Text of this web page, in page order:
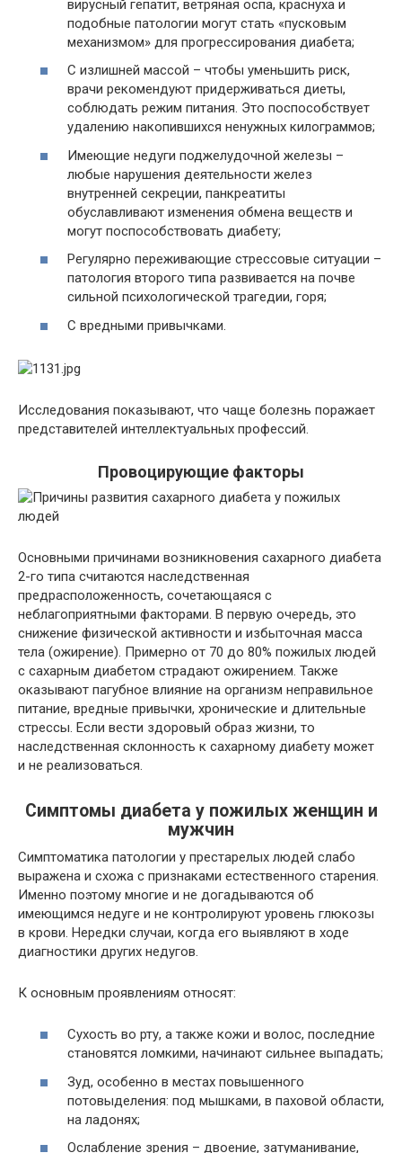
вирусный гепатит, ветряная оспа, краснуха и
подобные патологии могут стать «пусковым
механизмом» для прогрессирования диабета;
С излишней массой – чтобы уменьшить риск,
врачи рекомендуют придерживаться диеты,
соблюдать режим питания. Это поспособствует
удалению накопившихся ненужных килограммов;
Имеющие недуги поджелудочной железы –
любые нарушения деятельности желез
внутренней секреции, панкреатиты
обуславливают изменения обмена веществ и
могут поспособствовать диабету;
Регулярно переживающие стрессовые ситуации –
патология второго типа развивается на почве
сильной психологической трагедии, горя;
С вредными привычками.
Исследования показывают, что чаще болезнь поражает
представителей интеллектуальных профессий.
Провоцирующие факторы
Основными причинами возникновения сахарного диабета
2-го типа считаются наследственная
предрасположенность, сочетающаяся с
неблагоприятными факторами. В первую очередь, это
снижение физической активности и избыточная масса
тела (ожирение). Примерно от 70 до 80% пожилых людей
с сахарным диабетом страдают ожирением. Также
оказывают пагубное влияние на организм неправильное
питание, вредные привычки, хронические и длительные
стрессы. Если вести здоровый образ жизни, то
наследственная склонность к сахарному диабету может
и не реализоваться.
Симптомы диабета у пожилых женщин и
мужчин
Симптоматика патологии у престарелых людей слабо
выражена и схожа с признаками естественного старения.
Именно поэтому многие и не догадываются об
имеющимся недуге и не контролируют уровень глюкозы
в крови. Нередки случаи, когда его выявляют в ходе
диагностики других недугов.
К основным проявлениям относят:
Сухость во рту, а также кожи и волос, последние
становятся ломкими, начинают сильнее выпадать;
Зуд, особенно в местах повышенного
потовыделения: под мышками, в паховой области,
на ладонях;
Ослабление зрения – двоение, затуманивание,